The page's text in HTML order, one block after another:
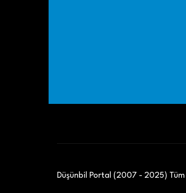
Düşünbil Portal (2007 - 2025) Tüm